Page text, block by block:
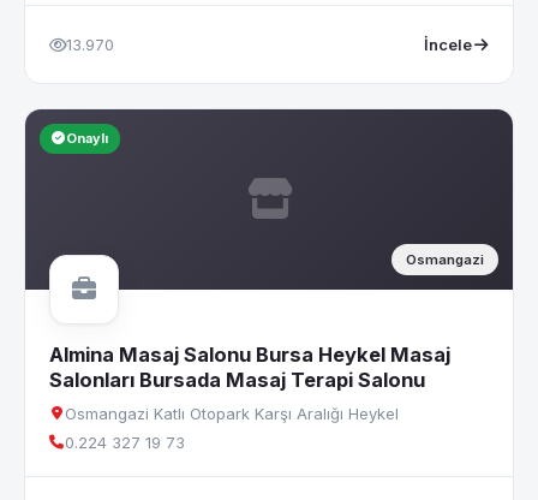
13.970 İncele
Onaylı
Osmangazi
Almina Masaj Salonu Bursa Heykel Masaj
Salonları Bursada Masaj Terapi Salonu
Osmangazi Katlı Otopark Karşı Aralığı Heykel
0.224 327 19 73